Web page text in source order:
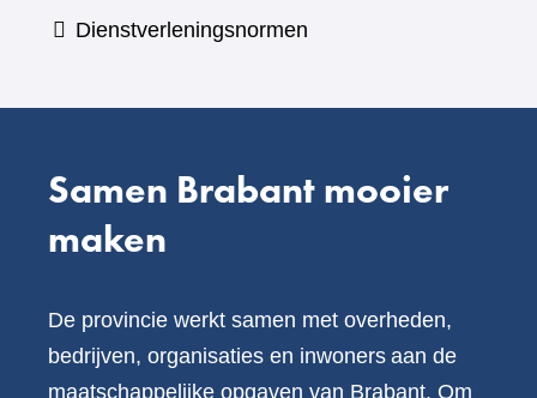
Dienstverleningsnormen
Samen Brabant mooier
maken
De provincie werkt samen met overheden,
bedrijven, organisaties en inwoners aan de
maatschappelijke opgaven van Brabant. Om